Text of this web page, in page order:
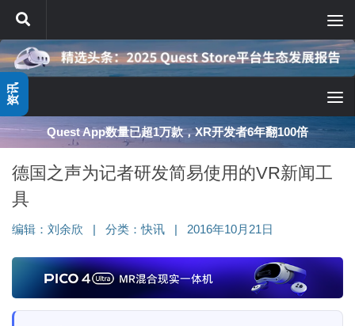
跳至内容
Quest App数量已超1万款，XR开发者6年翻100倍
德国之声为记者研发简易使用的VR新闻工
具
编辑： 刘余欣 分类：快讯 2016年10月21日
资讯